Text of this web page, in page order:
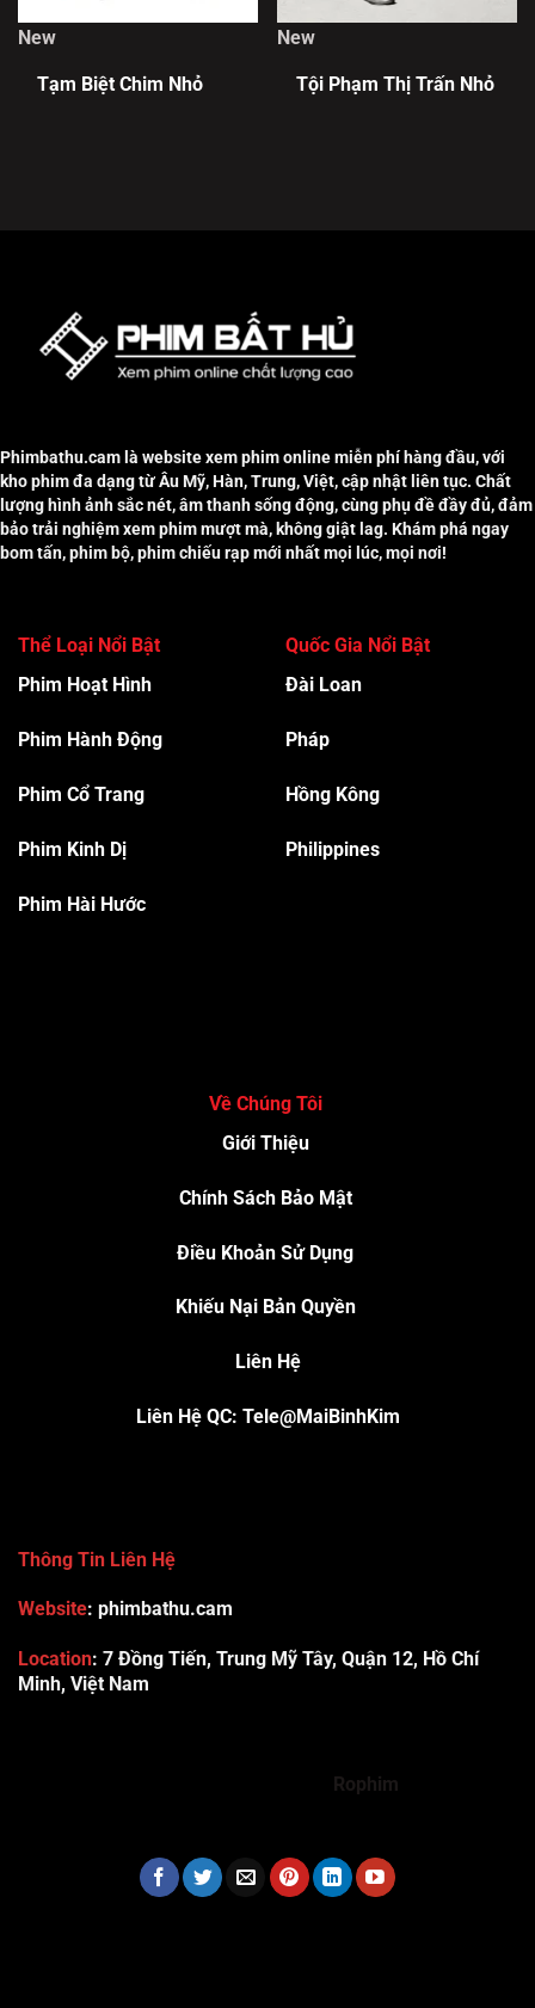
New
Tạm Biệt Chim Nhỏ
New
Tội Phạm Thị Trấn Nhỏ
Phimbathu.cam là website xem phim online miễn phí hàng đầu, với
kho phim đa dạng từ Âu Mỹ, Hàn, Trung, Việt, cập nhật liên tục. Chất
lượng hình ảnh sắc nét, âm thanh sống động, cùng phụ đề đầy đủ, đảm
bảo trải nghiệm xem phim mượt mà, không giật lag. Khám phá ngay
bom tấn, phim bộ, phim chiếu rạp mới nhất mọi lúc, mọi nơi!
Thể Loại Nổi Bật
Phim Hoạt Hình
Phim Hành Động
Phim Cổ Trang
Phim Kinh Dị
Phim Hài Hước
Quốc Gia Nổi Bật
Đài Loan
Pháp
Hồng Kông
Philippines
Về Chúng Tôi
Giới Thiệu
Chính Sách Bảo Mật
Điều Khoản Sử Dụng
Khiếu Nại Bản Quyền
Liên Hệ
Liên Hệ QC: Tele@MaiBinhKim
Thông Tin Liên Hệ
Website: phimbathu.cam
Location: 7 Đồng Tiến, Trung Mỹ Tây, Quận 12, Hồ Chí
Minh, Việt Nam
Rophim